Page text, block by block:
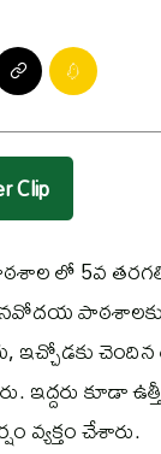
Clip
లో 5వ తరగతి
పాఠశాలకు
ఇచ్చోడకు
ఇద్దరు కూడా
చేశారు.